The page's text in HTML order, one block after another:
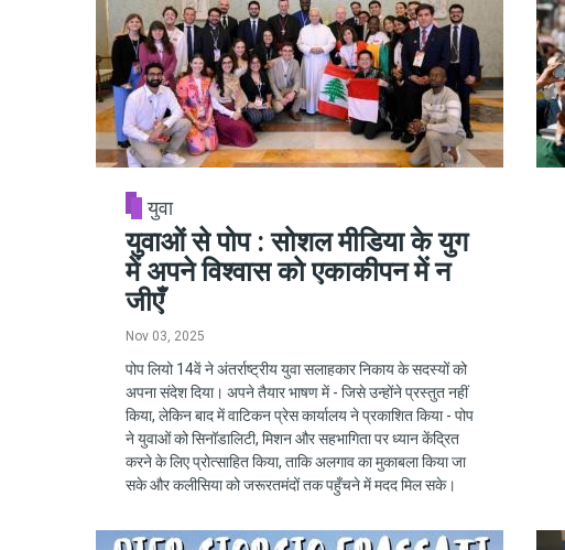
युवा
युवाओं से पोप : सोशल मीडिया के युग
में अपने विश्वास को एकाकीपन में न
जीएँ
Nov 03, 2025
पोप लियो 14वें ने अंतर्राष्ट्रीय युवा सलाहकार निकाय के सदस्यों को
अपना संदेश दिया। अपने तैयार भाषण में - जिसे उन्होंने प्रस्तुत नहीं
किया, लेकिन बाद में वाटिकन प्रेस कार्यालय ने प्रकाशित किया - पोप
ने युवाओं को सिनॉडालिटी, मिशन और सहभागिता पर ध्यान केंद्रित
करने के लिए प्रोत्साहित किया, ताकि अलगाव का मुकाबला किया जा
सके और कलीसिया को जरूरतमंदों तक पहुँचने में मदद मिल सके।